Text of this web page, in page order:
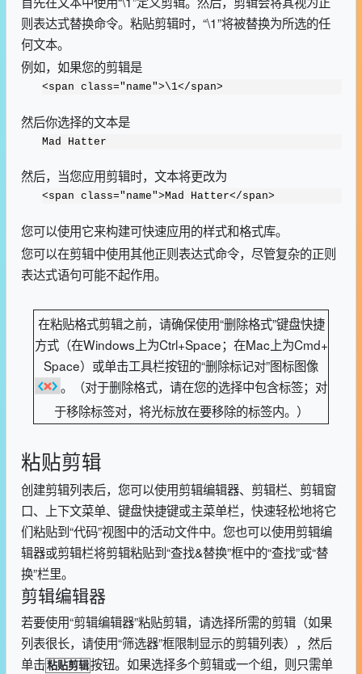
则表达式替换命令。粘贴剪辑时，“\1”将被替换为所选的任
何文本。
例如，如果您的剪辑是
<span class="name">\1</span>
然后你选择的文本是
Mad Hatter
然后，当您应用剪辑时，文本将更改为
<span class="name">Mad Hatter</span>
您可以使用它来构建可快速应用的样式和格式库。
您可以在剪辑中使用其他正则表达式命令，尽管复杂的正则
表达式语句可能不起作用。
在粘贴格式剪辑之前，请确保使用“删除格式”键盘快捷
方式（在Windows上为Ctrl+Space；在Mac上为Cmd+
Space）或单击工具栏按钮的“删除标记对”图标图像
。（对于删除格式，请在您的选择中包含标签；对
于移除标签对，将光标放在要移除的标签内。）
粘贴剪辑
创建剪辑列表后，您可以使用剪辑编辑器、剪辑栏、剪辑窗
口、上下文菜单、键盘快捷键或主菜单栏，快速轻松地将它
们粘贴到“代码”视图中的活动文件中。您也可以使用剪辑编
辑器或剪辑栏将剪辑粘贴到“查找&替换”框中的“查找”或“替
换”栏里。
剪辑编辑器
若要使用“剪辑编辑器”粘贴剪辑，请选择所需的剪辑（如果
列表很长，请使用“筛选器”框限制显示的剪辑列表），然后
单击粘贴剪辑按钮。如果选择多个剪辑或一个组，则只需单